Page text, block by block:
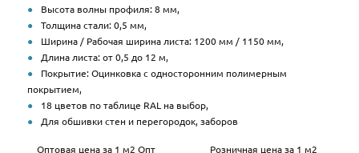
Высота волны профиля: 8 мм,
Толщина стали: 0,5 мм,
Ширина / Рабочая ширина листа: 1200 мм / 1150 мм,
Длина листа: от 0,5 до 12 м,
Покрытие: Оцинковка с односторонним полимерным
покрытием,
18 цветов по таблице RAL на выбор,
Для обшивки стен и перегородок, заборов
Оптовая цена за 1 м2 Опт Розничная цена за 1 м2